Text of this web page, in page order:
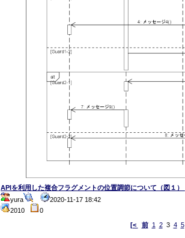
APIを利用した複合フラグメントの位置調節について（図１）
yura
2020-11-17 18:42
2010
0
[<
前 1 23 4 5